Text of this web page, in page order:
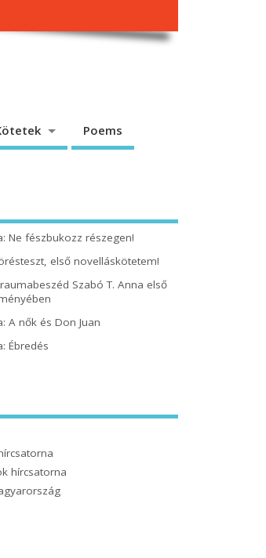
Poems
Ne fészbukozz részegen!
első novelláskötetem!
Szabó T. Anna első
A nők és Don Juan
Ébredés
hírcsatorna